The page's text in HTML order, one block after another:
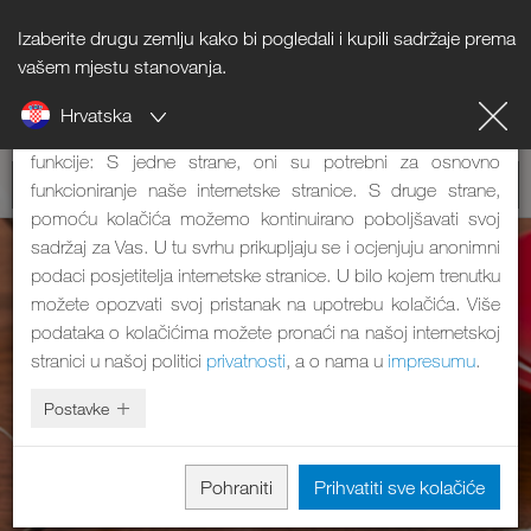
Izaberite drugu zemlju kako bi pogledali i kupili sadržaje prema
vašem mjestu stanovanja.
Hrvatska
Napomena o kolačićima
Naša internetska stranica koristi kolačiće. Oni imaju dvije
funkcije: S jedne strane, oni su potrebni za osnovno
funkcioniranje naše internetske stranice. S druge strane,
pomoću kolačića možemo kontinuirano poboljšavati svoj
sadržaj za Vas. U tu svrhu prikupljaju se i ocjenjuju anonimni
podaci posjetitelja internetske stranice. U bilo kojem trenutku
možete opozvati svoj pristanak na upotrebu kolačića. Više
podataka o kolačićima možete pronaći na našoj internetskoj
stranici u našoj politici privatnosti, a o nama u impresumu.
Postavke
Pohraniti Prihvatiti sve kolačiće